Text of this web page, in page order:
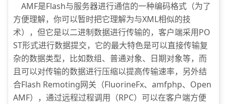
AMF是Flash与服务器进行通信的一种编码格式（为了
方便理解，你可以暂时把它理解为与XML相似的技
术），但它是以二进制数据进行传输的，客户端采用PO
ST形式进行数据提交，它的最大特色是可以直接传输复
杂的数据类型，比如数组、普通对象、日期对象等，而
且可以对传输的数据进行压缩以提高传输速率，另外结
合Flash Remoting网关（FluorineFx、amfphp、Open
AMF），通过远程过程调用（RPC）可以在客户端方便